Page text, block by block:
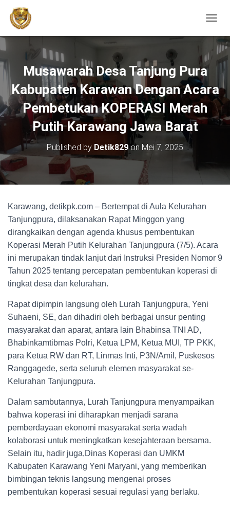
Musawarah Desa Tanjung Pura
Kabupaten Karawan Dengan Acara
Pembetukan KOPERASI Merah
Putih Karawang Jawa Barat
Published by Detik829on Mei 7, 2025
Karawang, detikpk.com – Bertempat di Aula Kelurahan
Tanjungpura, dilaksanakan Rapat Minggon yang
dirangkaikan dengan agenda khusus pembentukan
Koperasi Merah Putih Kelurahan Tanjungpura (7/5). Acara
ini merupakan tindak lanjut dari Instruksi Presiden Nomor 9
Tahun 2025 tentang percepatan pembentukan koperasi di
tingkat desa dan kelurahan.
Rapat dipimpin langsung oleh Lurah Tanjungpura, Yeni
Suhaeni, SE, dan dihadiri oleh berbagai unsur penting
masyarakat dan aparat, antara lain Bhabinsa TNI AD,
Bhabinkamtibmas Polri, Ketua LPM, Ketua MUI, TP PKK,
para Ketua RW dan RT, Linmas Inti, P3N/Amil, Puskesos
Ranggagede, serta seluruh elemen masyarakat se-
Kelurahan Tanjungpura.
Dalam sambutannya, Lurah Tanjungpura menyampaikan
bahwa koperasi ini diharapkan menjadi sarana
pemberdayaan ekonomi masyarakat serta wadah
kolaborasi untuk meningkatkan kesejahteraan bersama.
Selain itu, hadir juga,Dinas Koperasi dan UMKM
Kabupaten Karawang Yeni Maryani, yang memberikan
bimbingan teknis langsung mengenai proses
pembentukan koperasi sesuai regulasi yang berlaku.